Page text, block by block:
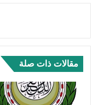
مقالات ذات صلة